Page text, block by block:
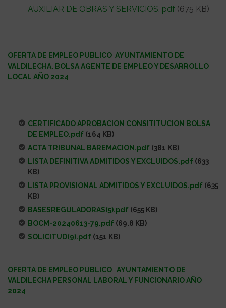
AUXILIAR DE OBRAS Y SERVICIOS. pdf (675 KB)
OFERTA DE EMPLEO PUBLICO AYUNTAMIENTO DE
VALDILECHA. BOLSA AGENTE DE EMPLEO Y DESARROLLO
LOCAL AÑO 2024
CERTIFICADO APROBACION CONSITITUCION BOLSA
DE EMPLEO.pdf (164 KB)
ACTA TRIBUNAL BAREMACION.pdf (381 KB)
LISTA DEFINITIVA ADMITIDOS Y EXCLUIDOS.pdf (633
KB)
LISTA PROVISIONAL ADMITIDOS Y EXCLUIDOS.pdf (635
KB)
BASESREGULADORAS(5).pdf (655 KB)
BOCM-20240613-79.pdf (69.8 KB)
SOLICITUD(9).pdf (151 KB)
OFERTA DE EMPLEO PUBLICO AYUNTAMIENTO DE
VALDILECHA PERSONAL LABORAL Y FUNCIONARIO AÑO
2024